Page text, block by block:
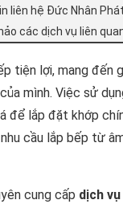
liên hệ Đức Nhân
các dịch vụ liên
tiện lợi, mang đến
mình. Việc sử
lắp đặt khớp
cầu lắp bếp từ
cung cấp dịch